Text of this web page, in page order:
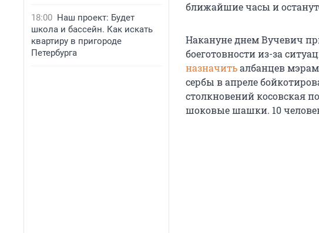
18:00 Наш проект: Будет
школа и бассейн. Как искать
квартиру в пригороде
Петербурга
ближайшие часы и
Накануне днем Вучевич
боеготовности из-за
назначитьалбанцев
сербы в апреле
столкновений косовская
шоковые шашки. 10